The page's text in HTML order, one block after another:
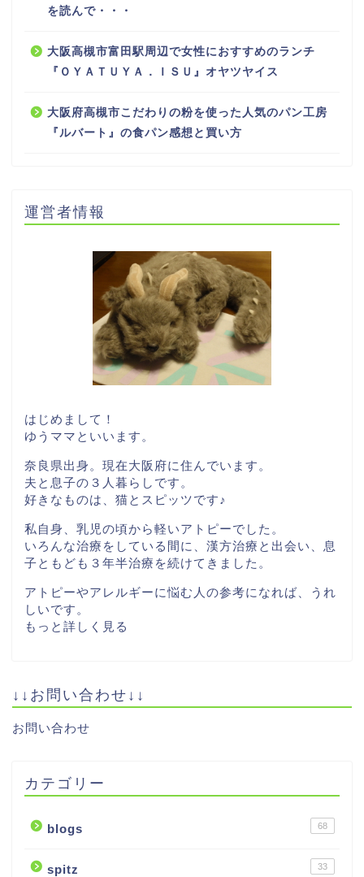
を読んで・・・
大阪高槻市富田駅周辺で女性におすすめのランチ
『ＯＹＡＴＵＹＡ．ＩＳＵ』オヤツヤイス
大阪府高槻市こだわりの粉を使った人気のパン工房
『ルバート』の食パン感想と買い方
運営者情報
はじめまして！
ゆうママといいます。
奈良県出身。現在大阪府に住んでいます。
夫と息子の３人暮らしです。
好きなものは、猫とスピッツです♪
私自身、乳児の頃から軽いアトピーでした。
いろんな治療をしている間に、漢方治療と出会い、息
子ともども３年半治療を続けてきました。
アトピーやアレルギーに悩む人の参考になれば、うれ
しいです。
もっと詳しく見る
↓↓お問い合わせ↓↓
お問い合わせ
カテゴリー
blogs 68
spitz 33